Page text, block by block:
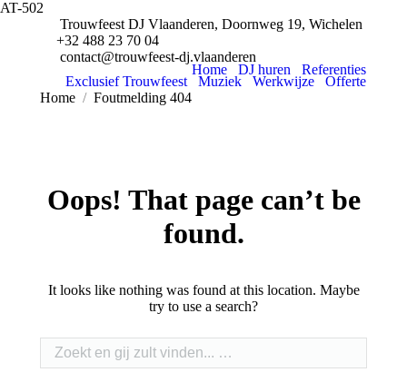
AT-502
Trouwfeest DJ Vlaanderen, Doornweg 19, Wichelen
+32 488 23 70 04
contact@trouwfeest-dj.vlaanderen
Home
DJ huren Referenties
Exclusief Trouwfeest Muziek Werkwijze
Offerte
Je bent hier:
Home Foutmelding 404
Oops! That page can’t be
found.
It looks like nothing was found at this location. Maybe
try to use a search?